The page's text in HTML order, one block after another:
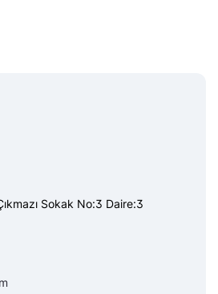
Sokak No:3 Daire:3